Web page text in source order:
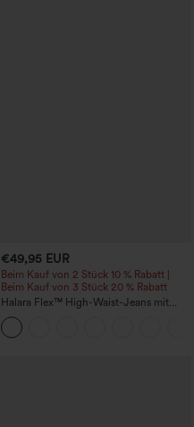
€49,95 EUR
Beim Kauf von 2 Stück 10 % Rabatt |
Beim Kauf von 3 Stück 20 % Rabatt
Halara Flex™ High-Waist-Jeans mit
Bauchkontrolle, weitem Bein und
Taschen